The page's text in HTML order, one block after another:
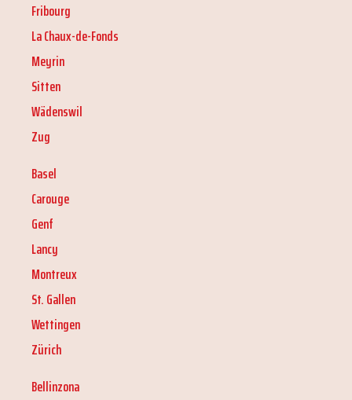
Fribourg
La Chaux-de-Fonds
Meyrin
Sitten
Wädenswil
Zug
Basel
Carouge
Genf
Lancy
Montreux
St. Gallen
Wettingen
Zürich
Bellinzona